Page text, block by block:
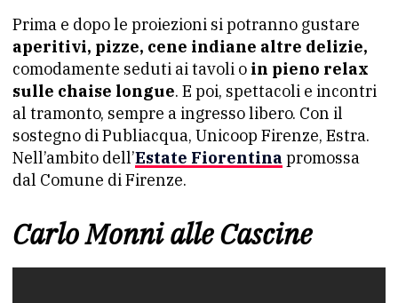
Prima e dopo le proiezioni si potranno gustare
aperitivi, pizze, cene indiane altre delizie,
comodamente seduti ai tavoli o in pieno relax
sulle chaise longue. E poi, spettacoli e incontri
al tramonto, sempre a ingresso libero. Con il
sostegno di Publiacqua, Unicoop Firenze, Estra.
Nell’ambito dell’Estate Fiorentina promossa
dal Comune di Firenze.
Carlo Monni alle Cascine